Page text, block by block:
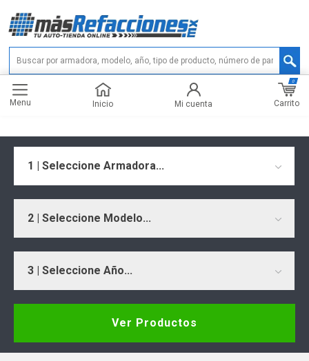
Menu Inicio Mi cuenta Carrito
0
1 | Seleccione Armadora...
2 | Seleccione Modelo...
3 | Seleccione Año...
Ver Productos